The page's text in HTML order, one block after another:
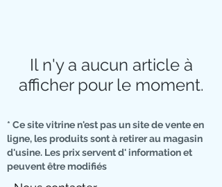
Il n'y a aucun article à
afficher pour le moment.
* Ce site vitrine n'est pas un site de vente en
ligne, les produits sont à retirer au magasin
d'usine. Les prix servent d' information et
peuvent être modifiés